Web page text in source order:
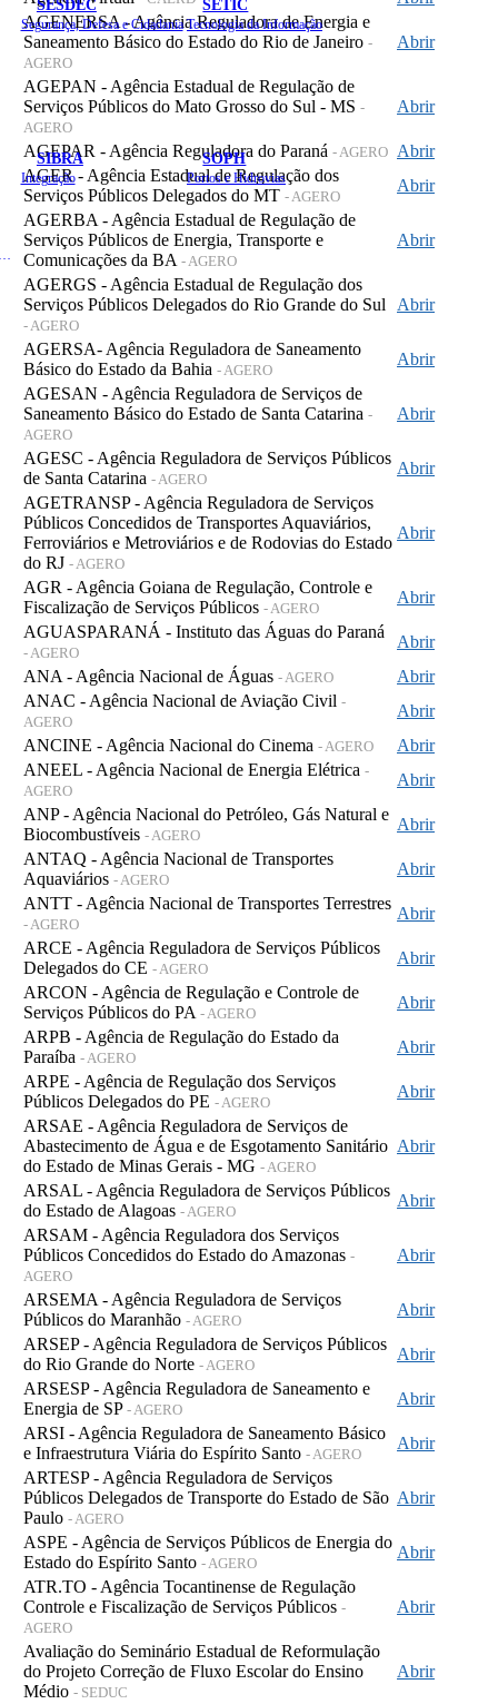
SESDEC
Segurança, Defesa e Cidadania
SETIC
Tecnologia da Informação
SIBRA
Integração
SOPH
Portos e Hidrovias
AGENERSA - Agência Reguladora de Energia e
Saneamento Básico do Estado do Rio de Janeiro -
AGERO
Abrir
AGEPAN - Agência Estadual de Regulação de
Serviços Públicos do Mato Grosso do Sul - MS -
AGERO
Abrir
AGEPAR - Agência Reguladora do Paraná - AGERO Abrir
AGER - Agência Estadual de Regulação dos
Serviços Públicos Delegados do MT - AGERO
Abrir
AGERBA - Agência Estadual de Regulação de
Serviços Públicos de Energia, Transporte e
Comunicações da BA - AGERO
Abrir
AGERGS - Agência Estadual de Regulação dos
Serviços Públicos Delegados do Rio Grande do Sul
- AGERO
Abrir
AGERSA- Agência Reguladora de Saneamento
Básico do Estado da Bahia - AGERO
Abrir
AGESAN - Agência Reguladora de Serviços de
Saneamento Básico do Estado de Santa Catarina -
AGERO
Abrir
AGESC - Agência Reguladora de Serviços Públicos
de Santa Catarina - AGERO
Abrir
AGETRANSP - Agência Reguladora de Serviços
Públicos Concedidos de Transportes Aquaviários,
Ferroviários e Metroviários e de Rodovias do Estado
do RJ - AGERO
Abrir
AGR - Agência Goiana de Regulação, Controle e
Fiscalização de Serviços Públicos - AGERO
Abrir
AGUASPARANÁ - Instituto das Águas do Paraná
- AGERO
Abrir
ANA - Agência Nacional de Águas - AGERO
Abrir
ANAC - Agência Nacional de Aviação Civil -
AGERO
Abrir
ANCINE - Agência Nacional do Cinema - AGERO
Abrir
ANEEL - Agência Nacional de Energia Elétrica -
AGERO
Abrir
ANP - Agência Nacional do Petróleo, Gás Natural e
Biocombustíveis - AGERO
Abrir
ANTAQ - Agência Nacional de Transportes
Aquaviários - AGERO
Abrir
ANTT - Agência Nacional de Transportes Terrestres
- AGERO
Abrir
ARCE - Agência Reguladora de Serviços Públicos
Delegados do CE - AGERO
Abrir
ARCON - Agência de Regulação e Controle de
Serviços Públicos do PA - AGERO
Abrir
ARPB - Agência de Regulação do Estado da
Paraíba - AGERO
Abrir
ARPE - Agência de Regulação dos Serviços
Públicos Delegados do PE - AGERO
Abrir
ARSAE - Agência Reguladora de Serviços de
Abastecimento de Água e de Esgotamento Sanitário
do Estado de Minas Gerais - MG - AGERO
Abrir
ARSAL - Agência Reguladora de Serviços Públicos
do Estado de Alagoas - AGERO
Abrir
ARSAM - Agência Reguladora dos Serviços
Públicos Concedidos do Estado do Amazonas -
AGERO
Abrir
ARSEMA - Agência Reguladora de Serviços
Públicos do Maranhão - AGERO
Abrir
ARSEP - Agência Reguladora de Serviços Públicos
do Rio Grande do Norte - AGERO
Abrir
ARSESP - Agência Reguladora de Saneamento e
Energia de SP - AGERO
Abrir
ARSI - Agência Reguladora de Saneamento Básico
e Infraestrutura Viária do Espírito Santo - AGERO
Abrir
ARTESP - Agência Reguladora de Serviços
Públicos Delegados de Transporte do Estado de São
Paulo - AGERO
Abrir
ASPE - Agência de Serviços Públicos de Energia do
Estado do Espírito Santo - AGERO
Abrir
ATR.TO - Agência Tocantinense de Regulação
Controle e Fiscalização de Serviços Públicos -
AGERO
Abrir
Avaliação do Seminário Estadual de Reformulação
do Projeto Correção de Fluxo Escolar do Ensino
Médio - SEDUC
Abrir